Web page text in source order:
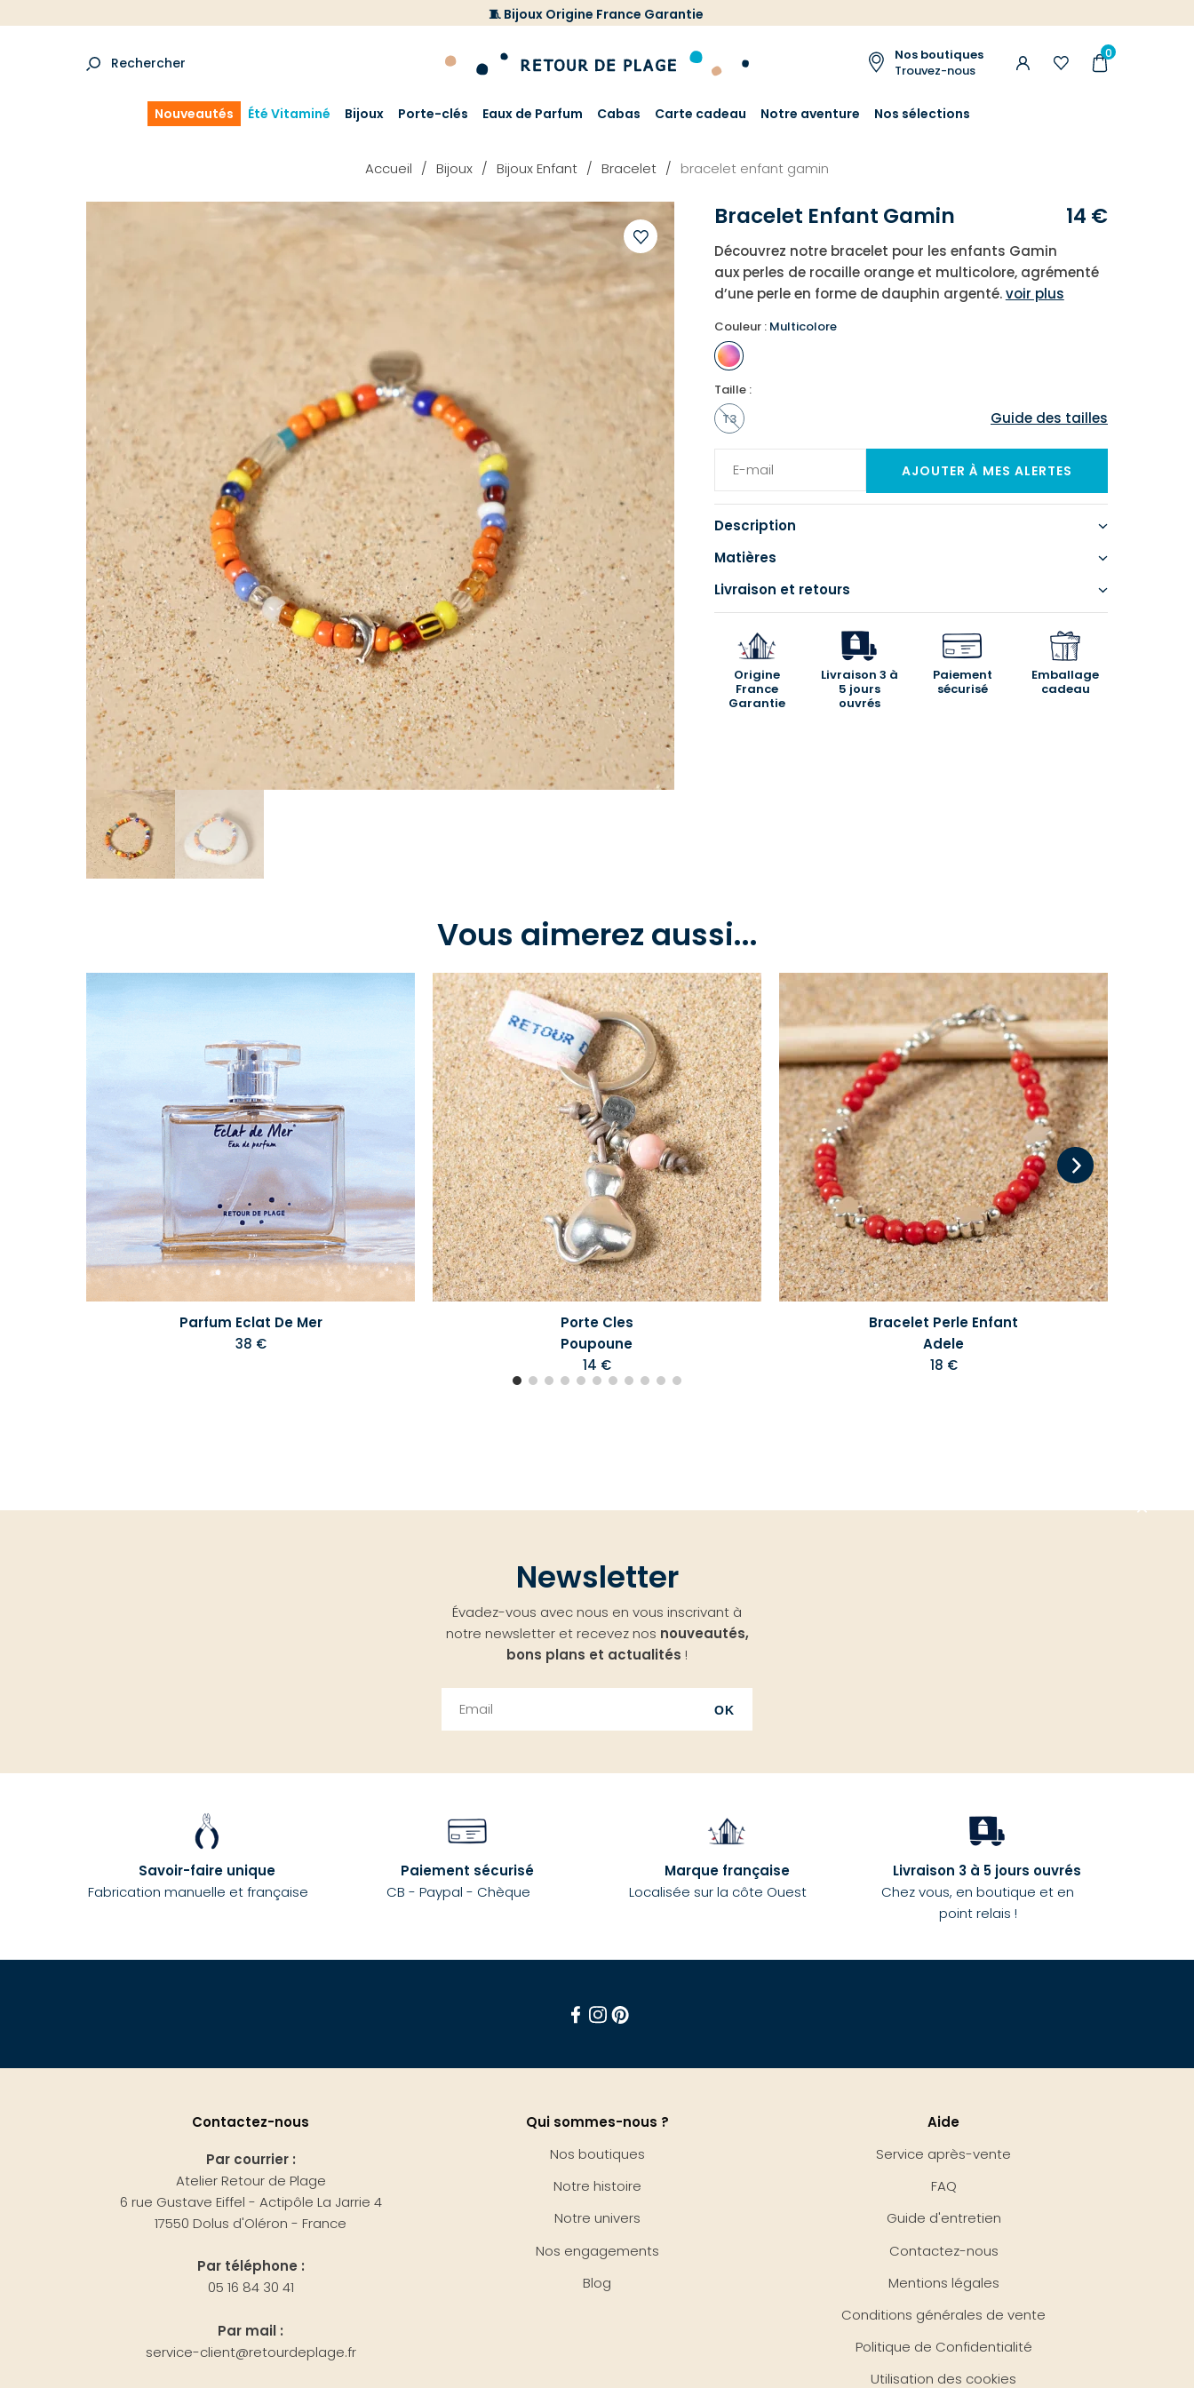
🧵 Bijoux Origine France Garantie
Rechercher
Nos boutiques
Trouvez-nous
0
Nouveautés Été Vitaminé Bijoux Porte-clés Eaux de Parfum Cabas Carte cadeau Notre aventure Nos sélections
Accueil Bijoux Bijoux Enfant Bracelet bracelet enfant gamin
Ajouter
à
votre
Bracelet Enfant Gamin 14 €
Découvrez notre bracelet pour les enfants Gamin
aux perles de rocaille orange et multicolore, agrémenté
d’une perle en forme de dauphin argenté.voir plus
Couleur : Multicolore
Taille :
T3
Guide des tailles
Description
Matières
Livraison et retours
Origine
France
Garantie
Livraison 3 à
5 jours
ouvrés
Paiement
sécurisé
Emballage
cadeau
Vous aimerez aussi...
Parfum Eclat De Mer
38 €
Porte Cles
Poupoune
14 €
Bracelet Perle Enfant
Adele
18 €
Newsletter
Évadez-vous avec nous en vous inscrivant à
notre newsletter et recevez nos nouveautés,
bons plans et actualités !
OK
Savoir-faire unique
Fabrication manuelle et française
Paiement sécurisé
CB - Paypal - Chèque
Marque française
Localisée sur la côte Ouest
Livraison 3 à 5 jours ouvrés
Chez vous, en boutique et en
point relais !
Contactez-nous
Par courrier :
Atelier Retour de Plage
6 rue Gustave Eiffel - Actipôle La Jarrie 4
17550 Dolus d'Oléron - France
Par téléphone :
05 16 84 30 41
Par mail :
service-client@retourdeplage.fr
Qui sommes-nous ?
Nos boutiques
Notre histoire
Notre univers
Nos engagements
Blog
Aide
Service après-vente
FAQ
Guide d'entretien
Contactez-nous
Mentions légales
Conditions générales de vente
Politique de Confidentialité
Utilisation des cookies